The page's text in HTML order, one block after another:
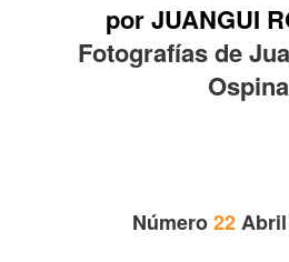
por JUANGUI
Fotografías de
Ospina
Número22Abril